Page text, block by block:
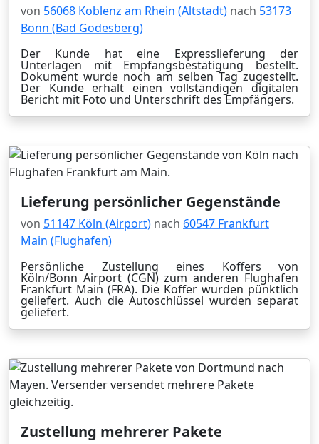
von 56068 Koblenz am Rhein (Altstadt) nach 53173
Bonn (Bad Godesberg)
Der Kunde hat eine Expresslieferung der
Unterlagen mit Empfangsbestätigung bestellt.
Dokument wurde noch am selben Tag zugestellt.
Der Kunde erhält einen vollständigen digitalen
Bericht mit Foto und Unterschrift des Empfängers.
Lieferung persönlicher Gegenstände
von 51147 Köln (Airport) nach 60547 Frankfurt
Main (Flughafen)
Persönliche Zustellung eines Koffers von
Köln/Bonn Airport (CGN) zum anderen Flughafen
Frankfurt Main (FRA). Die Koffer wurden pünktlich
geliefert. Auch die Autoschlüssel wurden separat
geliefert.
Zustellung mehrerer Pakete